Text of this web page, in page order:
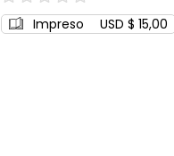
0%
Impreso USD $ 15,00